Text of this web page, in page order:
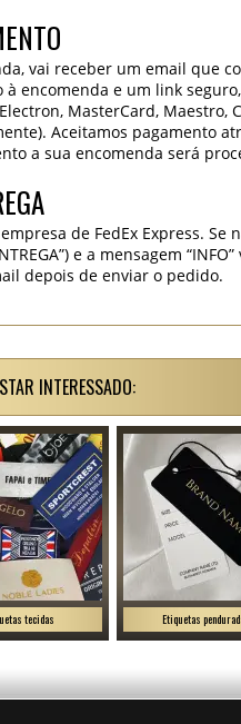
vai receber um email que
encomenda e um link
MasterCard, Maestro,
Aceitamos pagamento
a sua encomenda será
de FedEx Express. Se
e a mensagem
depois de enviar o pedido.
INTERESSADO:
tecidas Etiquetas